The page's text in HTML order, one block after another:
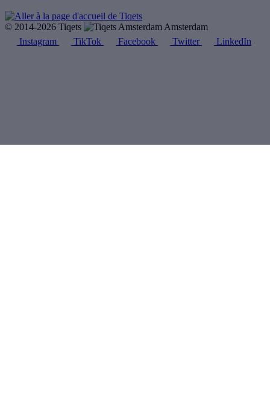
© 2014-2026 Tiqets
Amsterdam
Instagram
TikTok Facebook Twitter LinkedIn